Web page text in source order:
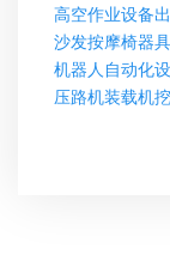
高空作业设备
沙发按摩椅器
机器人自动化
压路机装载机